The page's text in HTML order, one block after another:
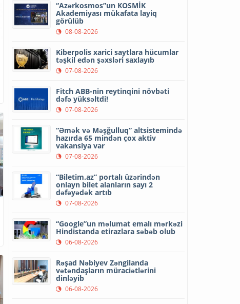
“Azərkosmos”un KOSMİK
Akademiyası mükafata layiq
görülüb
08-08-2026
Kiberpolis xarici saytlara hücumlar
təşkil edən şəxsləri saxlayıb
07-08-2026
Fitch ABB-nin reytinqini növbəti
dəfə yüksəltdi!
07-08-2026
“Əmək və Məşğulluq” altsistemində
hazırda 65 mindən çox aktiv
vakansiya var
07-08-2026
“Biletim.az” portalı üzərindən
onlayn bilet alanların sayı 2
dəfəyədək artıb
07-08-2026
“Google”un məlumat emalı mərkəzi
Hindistanda etirazlara səbəb olub
06-08-2026
Rəşad Nəbiyev Zəngilanda
vətəndaşların müraciətlərini
dinləyib
06-08-2026